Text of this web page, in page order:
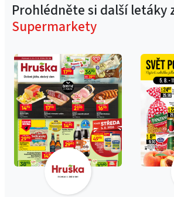
Prohlédněte si další letáky
Supermarkety